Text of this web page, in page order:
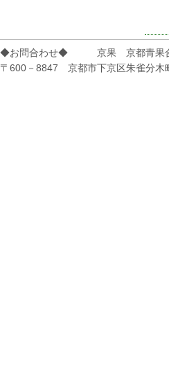
◆お問合わせ◆ 京果 京都青果合
〒600－8847 京都市下京区朱雀分